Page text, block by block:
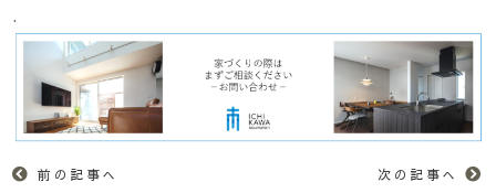
.
前の記事へ 次の記事へ